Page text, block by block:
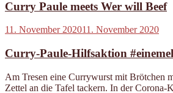
Curry Paule meets Wer will Beef
Veröffentlicht
11. November 202011. November 2020
Curry-Paule-Hilfsaktion
Am Tresen eine Currywurst mit Brötchen
Zettel an die Tafel tackern. In der Corona-